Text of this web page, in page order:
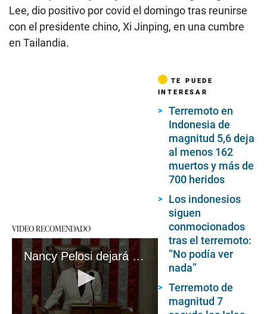
Lee, dio positivo por covid el domingo tras reunirse
con el presidente chino, Xi Jinping, en una cumbre
en Tailandia.
VIDEO RECOMENDADO
Nancy Pelosi dejará de liderar a los demócratas en el Congreso de EE.UU.
TE PUEDE
INTERESAR
Terremoto en
Indonesia de
magnitud 5,6 deja
al menos 162
muertos y más de
700 heridos
Los indonesios
siguen
conmocionados
tras el terremoto:
“No podía ver
nada”
Terremoto de
magnitud 7